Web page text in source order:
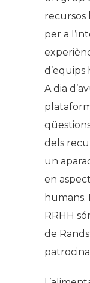
per a
d’equips
A dia
dels
un
en
humans.
RRHH
de